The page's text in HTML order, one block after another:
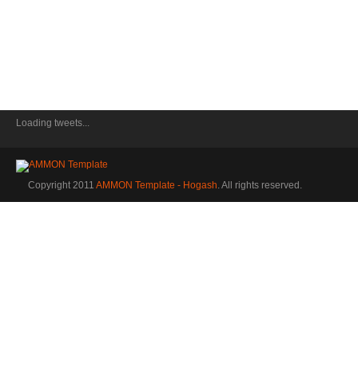
Loading tweets...
Copyright 2011 AMMON Template - Hogash. All rights reserved.